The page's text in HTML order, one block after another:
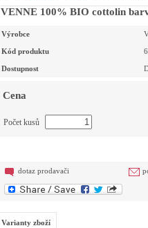
VENNE 100% BIO cottolin
Výrobce
Kód produktu
Dostupnost
Cena
Počet kusů
dotaz prodavači
Varianty zboží